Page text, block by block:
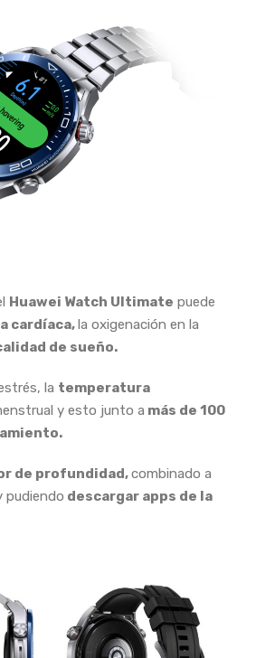
Huawei Watch Ultimate puede
cardíaca,la oxigenación en la
de sueño.
la temperatura
y esto junto a más de 100
de profundidad,combinado a
pudiendo descargar apps de la